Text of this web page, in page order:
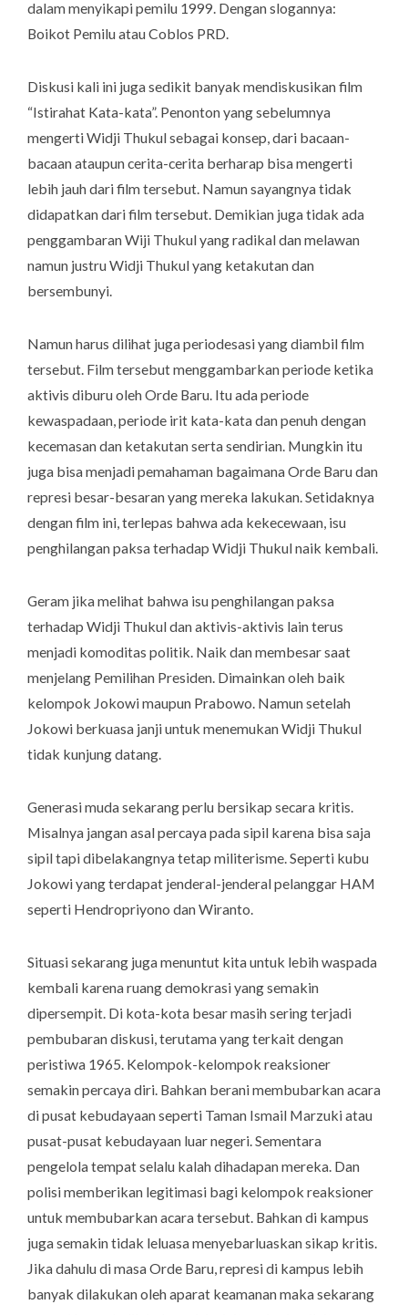
dalam menyikapi pemilu 1999. Dengan slogannya:
Boikot Pemilu atau Coblos PRD.
Diskusi kali ini juga sedikit banyak mendiskusikan film
“Istirahat Kata-kata”. Penonton yang sebelumnya
mengerti Widji Thukul sebagai konsep, dari bacaan-
bacaan ataupun cerita-cerita berharap bisa mengerti
lebih jauh dari film tersebut. Namun sayangnya tidak
didapatkan dari film tersebut. Demikian juga tidak ada
penggambaran Wiji Thukul yang radikal dan melawan
namun justru Widji Thukul yang ketakutan dan
bersembunyi.
Namun harus dilihat juga periodesasi yang diambil film
tersebut. Film tersebut menggambarkan periode ketika
aktivis diburu oleh Orde Baru. Itu ada periode
kewaspadaan, periode irit kata-kata dan penuh dengan
kecemasan dan ketakutan serta sendirian. Mungkin itu
juga bisa menjadi pemahaman bagaimana Orde Baru dan
represi besar-besaran yang mereka lakukan. Setidaknya
dengan film ini, terlepas bahwa ada kekecewaan, isu
penghilangan paksa terhadap Widji Thukul naik kembali.
Geram jika melihat bahwa isu penghilangan paksa
terhadap Widji Thukul dan aktivis-aktivis lain terus
menjadi komoditas politik. Naik dan membesar saat
menjelang Pemilihan Presiden. Dimainkan oleh baik
kelompok Jokowi maupun Prabowo. Namun setelah
Jokowi berkuasa janji untuk menemukan Widji Thukul
tidak kunjung datang.
Generasi muda sekarang perlu bersikap secara kritis.
Misalnya jangan asal percaya pada sipil karena bisa saja
sipil tapi dibelakangnya tetap militerisme. Seperti kubu
Jokowi yang terdapat jenderal-jenderal pelanggar HAM
seperti Hendropriyono dan Wiranto.
Situasi sekarang juga menuntut kita untuk lebih waspada
kembali karena ruang demokrasi yang semakin
dipersempit. Di kota-kota besar masih sering terjadi
pembubaran diskusi, terutama yang terkait dengan
peristiwa 1965. Kelompok-kelompok reaksioner
semakin percaya diri. Bahkan berani membubarkan acara
di pusat kebudayaan seperti Taman Ismail Marzuki atau
pusat-pusat kebudayaan luar negeri. Sementara
pengelola tempat selalu kalah dihadapan mereka. Dan
polisi memberikan legitimasi bagi kelompok reaksioner
untuk membubarkan acara tersebut. Bahkan di kampus
juga semakin tidak leluasa menyebarluaskan sikap kritis.
Jika dahulu di masa Orde Baru, represi di kampus lebih
banyak dilakukan oleh aparat keamanan maka sekarang